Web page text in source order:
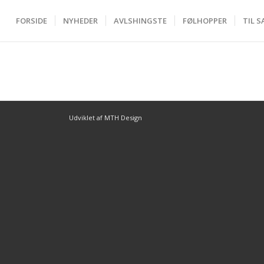
FORSIDE NYHEDER AVLSHINGSTE FØLHOPPER TIL
Udviklet af MTH Design